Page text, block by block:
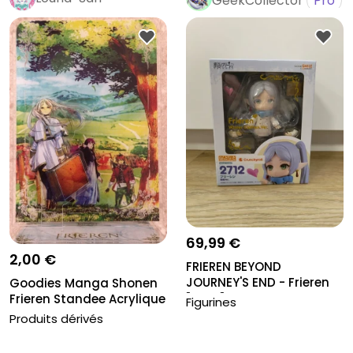
2,00 €
Goodies Manga Shonen
Frieren Standee Acrylique
Col...
Produits dérivés
69,99 €
FRIEREN BEYOND
JOURNEY'S END - Frieren
"Hiver" - F...
Figurines